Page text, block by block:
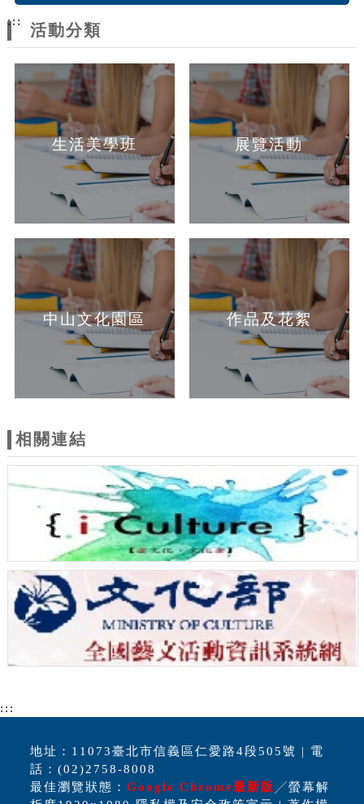
:::
活動分類
生活美學班 展覽活動
中山文化園區 作品及花絮
相關連結
:::
地址：11073臺北市信義區仁愛路4段505號 | 電
話：(02)2758-8008
最佳瀏覽狀態：Google Chrome最新版 ╱螢幕解